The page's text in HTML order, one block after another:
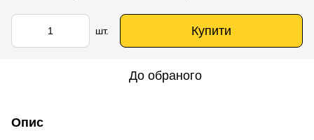
шт. Купити
До обраного
Опис